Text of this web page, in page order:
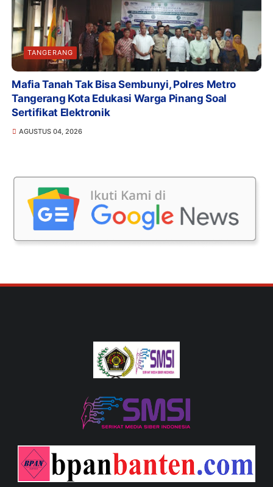
TANGERANG
Mafia Tanah Tak Bisa Sembunyi, Polres Metro
Tangerang Kota Edukasi Warga Pinang Soal
Sertifikat Elektronik
AGUSTUS 04, 2026